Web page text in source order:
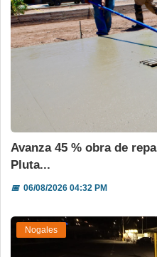
Avanza 45 % obra de
Pluta...
📅06/08/2026 04:32 PM
Nogales